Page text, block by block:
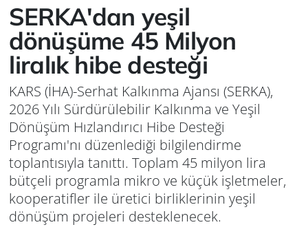
SERKA'dan yeşil
dönüşüme 45 Milyon
liralık hibe desteği
KARS (İHA)-Serhat Kalkınma Ajansı (SERKA),
2026 Yılı Sürdürülebilir Kalkınma ve Yeşil
Dönüşüm Hızlandırıcı Hibe Desteği
Programı'nı düzenlediği bilgilendirme
toplantısıyla tanıttı. Toplam 45 milyon lira
bütçeli programla mikro ve küçük işletmeler,
kooperatifler ile üretici birliklerinin yeşil
dönüşüm projeleri desteklenecek.